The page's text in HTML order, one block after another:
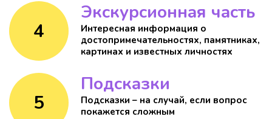
4
Экскурсионная часть
Интересная информация о
достопримечательностях, памятниках,
картинах и известных личностях
5
Подсказки
Подсказки – на случай, если вопрос
покажется сложным